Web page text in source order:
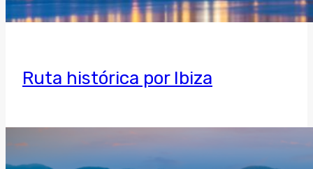
Ruta histórica por Ibiza